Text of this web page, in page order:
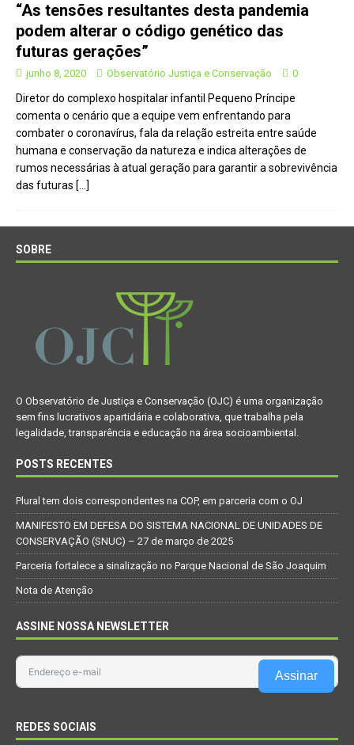
“As tensões resultantes desta pandemia
podem alterar o código genético das
futuras gerações”
junho 8, 2020 Observatório Justiça e Conservação 0
Diretor do complexo hospitalar infantil Pequeno Príncipe
comenta o cenário que a equipe vem enfrentando para
combater o coronavírus, fala da relação estreita entre saúde
humana e conservação da natureza e indica alterações de
rumos necessárias à atual geração para garantir a sobrevivência
das futuras […]
SOBRE
O Observatório de Justiça e Conservação (OJC) é uma organização
sem fins lucrativos apartidária e colaborativa, que trabalha pela
legalidade, transparência e educação na área socioambiental.
POSTS RECENTES
Plural tem dois correspondentes na COP, em parceria com o OJ
MANIFESTO EM DEFESA DO SISTEMA NACIONAL DE UNIDADES DE
CONSERVAÇÃO (SNUC) – 27 de março de 2025
Parceria fortalece a sinalização no Parque Nacional de São Joaquim
Nota de Atenção
ASSINE NOSSA NEWSLETTER
Assinar
REDES SOCIAIS